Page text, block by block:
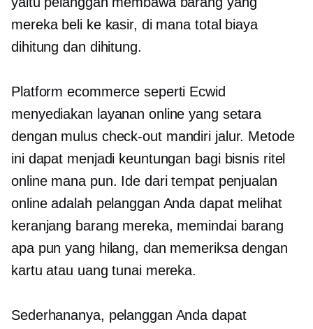
mereka beli ke kasir, di mana total biaya
dihitung dan dihitung.
Platform ecommerce seperti Ecwid
menyediakan layanan online yang setara
dengan mulus check-out mandiri jalur. Metode
ini dapat menjadi keuntungan bagi bisnis ritel
online mana pun. Ide dari tempat penjualan
online adalah pelanggan Anda dapat melihat
keranjang barang mereka, memindai barang
apa pun yang hilang, dan memeriksa dengan
kartu atau uang tunai mereka.
Sederhananya, pelanggan Anda dapat